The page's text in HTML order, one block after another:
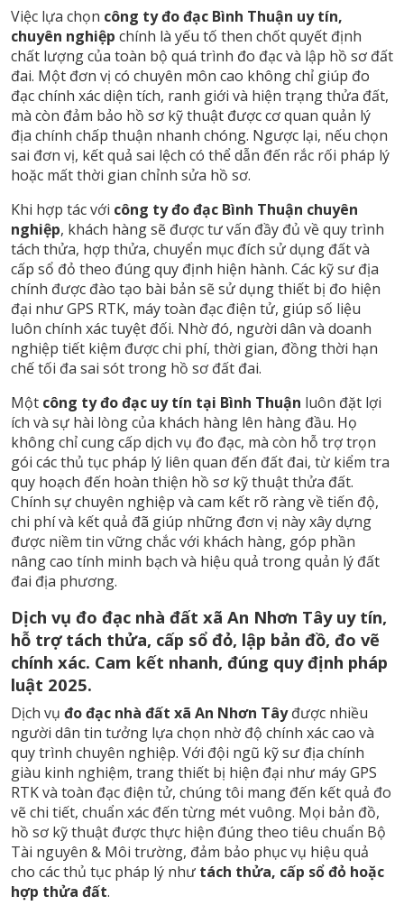
Việc lựa chọn công ty đo đạc Bình Thuận uy tín,
chuyên nghiệp chính là yếu tố then chốt quyết định
chất lượng của toàn bộ quá trình đo đạc và lập hồ sơ đất
đai. Một đơn vị có chuyên môn cao không chỉ giúp đo
đạc chính xác diện tích, ranh giới và hiện trạng thửa đất,
mà còn đảm bảo hồ sơ kỹ thuật được cơ quan quản lý
địa chính chấp thuận nhanh chóng. Ngược lại, nếu chọn
sai đơn vị, kết quả sai lệch có thể dẫn đến rắc rối pháp lý
hoặc mất thời gian chỉnh sửa hồ sơ.
Khi hợp tác với công ty đo đạc Bình Thuận chuyên
nghiệp, khách hàng sẽ được tư vấn đầy đủ về quy trình
tách thửa, hợp thửa, chuyển mục đích sử dụng đất và
cấp sổ đỏ theo đúng quy định hiện hành. Các kỹ sư địa
chính được đào tạo bài bản sẽ sử dụng thiết bị đo hiện
đại như GPS RTK, máy toàn đạc điện tử, giúp số liệu
luôn chính xác tuyệt đối. Nhờ đó, người dân và doanh
nghiệp tiết kiệm được chi phí, thời gian, đồng thời hạn
chế tối đa sai sót trong hồ sơ đất đai.
Một công ty đo đạc uy tín tại Bình Thuận luôn đặt lợi
ích và sự hài lòng của khách hàng lên hàng đầu. Họ
không chỉ cung cấp dịch vụ đo đạc, mà còn hỗ trợ trọn
gói các thủ tục pháp lý liên quan đến đất đai, từ kiểm tra
quy hoạch đến hoàn thiện hồ sơ kỹ thuật thửa đất.
Chính sự chuyên nghiệp và cam kết rõ ràng về tiến độ,
chi phí và kết quả đã giúp những đơn vị này xây dựng
được niềm tin vững chắc với khách hàng, góp phần
nâng cao tính minh bạch và hiệu quả trong quản lý đất
đai địa phương.
Dịch vụ đo đạc nhà đất xã An Nhơn Tây uy tín,
hỗ trợ tách thửa, cấp sổ đỏ, lập bản đồ, đo vẽ
chính xác. Cam kết nhanh, đúng quy định pháp
luật 2025.
Dịch vụ đo đạc nhà đất xã An Nhơn Tâyđược nhiều
người dân tin tưởng lựa chọn nhờ độ chính xác cao và
quy trình chuyên nghiệp. Với đội ngũ kỹ sư địa chính
giàu kinh nghiệm, trang thiết bị hiện đại như máy GPS
RTK và toàn đạc điện tử, chúng tôi mang đến kết quả đo
vẽ chi tiết, chuẩn xác đến từng mét vuông. Mọi bản đồ,
hồ sơ kỹ thuật được thực hiện đúng theo tiêu chuẩn Bộ
Tài nguyên & Môi trường, đảm bảo phục vụ hiệu quả
cho các thủ tục pháp lý như tách thửa, cấp sổ đỏ hoặc
hợp thửa đất.